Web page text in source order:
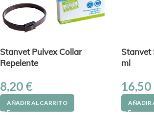
Stanvet Pulvex Collar
Repelente
8,20 €
AÑADIR AL CARRITO
Stanvet
ml
16,50
AÑADIR